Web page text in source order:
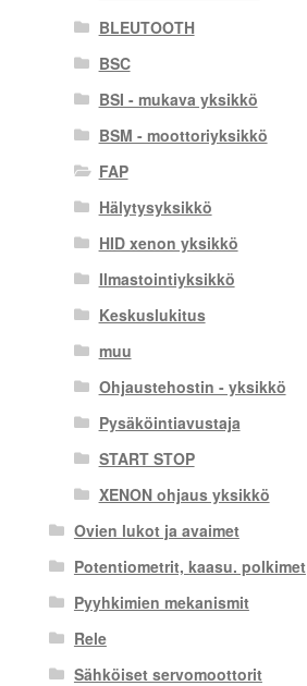
BLEUTOOTH
BSC
BSI - mukava yksikkö
BSM - moottoriyksikkö
FAP
Hälytysyksikkö
HID xenon yksikkö
Ilmastointiyksikkö
Keskuslukitus
muu
Ohjaustehostin - yksikkö
Pysäköintiavustaja
START STOP
XENON ohjaus yksikkö
Ovien lukot ja avaimet
Potentiometrit, kaasu. polkimet
Pyyhkimien mekanismit
Rele
Sähköiset servomoottorit